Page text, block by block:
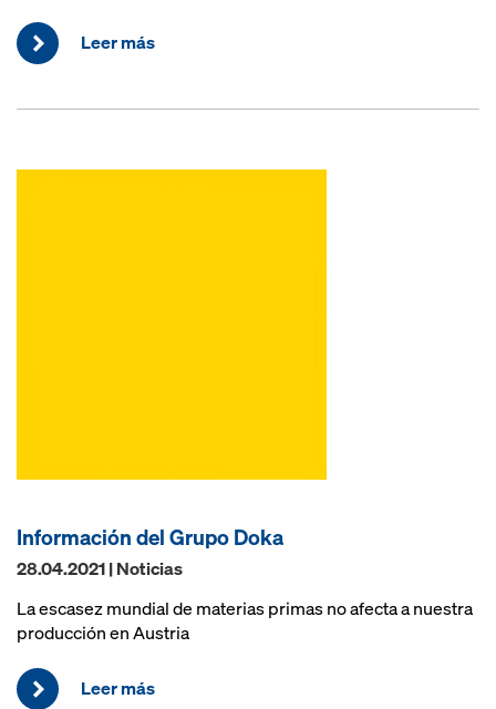
Leer más
Información del Grupo Doka
28.04.2021 | Noticias
La escasez mundial de materias primas no afecta a nuestra
producción en Austria
Leer más